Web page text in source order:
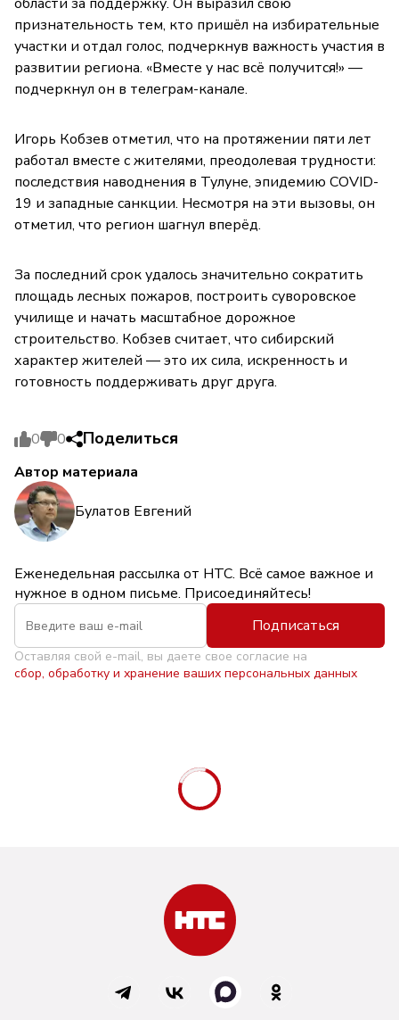
признательность тем, кто пришёл на избирательные
участки и отдал голос, подчеркнув важность участия в
развитии региона. «Вместе у нас всё получится!» —
подчеркнул он в телеграм-канале.
Игорь Кобзев отметил, что на протяжении пяти лет
работал вместе с жителями, преодолевая трудности:
последствия наводнения в Тулуне, эпидемию COVID-
19 и западные санкции. Несмотря на эти вызовы, он
отметил, что регион шагнул вперёд.
За последний срок удалось значительно сократить
площадь лесных пожаров, построить суворовское
училище и начать масштабное дорожное
строительство. Кобзев считает, что сибирский
характер жителей — это их сила, искренность и
готовность поддерживать друг друга.
0 0 Поделиться
Автор материала
Булатов Евгений
Еженедельная рассылка от НТС. Всё самое важное и
нужное в одном письме. Присоединяйтесь!
Подписаться
Оставляя свой e-mail, вы даете свое согласие на
сбор, обработку и хранение ваших персональных данных